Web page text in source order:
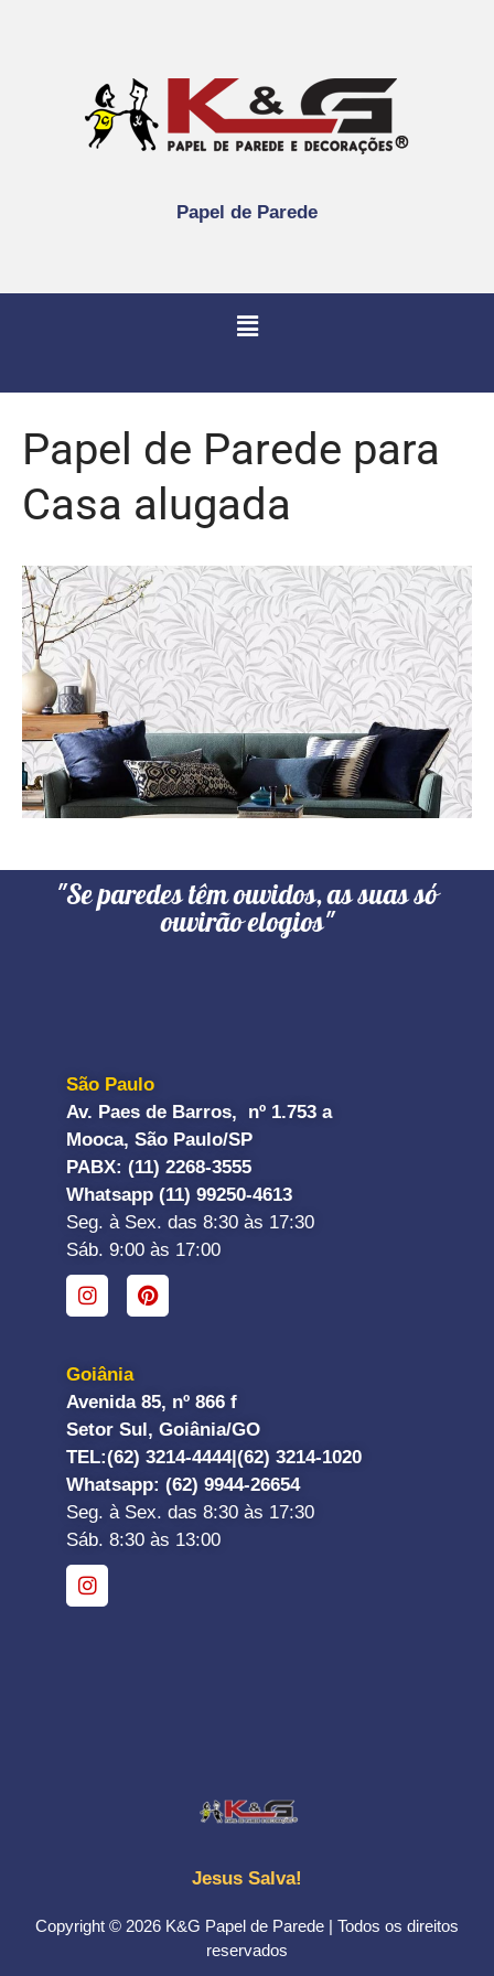
Papel de Parede
Papel de Parede para
Casa alugada
"Se paredes têm ouvidos, as suas só
ouvirão elogios"
São Paulo
Av. Paes de Barros, nº 1.753 a
Mooca, São Paulo/SP
PABX: (11) 2268-3555
Whatsapp (11) 99250-4613
Seg. à Sex. das 8:30 às 17:30
Sáb. 9:00 às 17:00
Goiânia
Avenida 85, nº 866 f
Setor Sul, Goiânia/GO
TEL:(62) 3214-4444|(62) 3214-1020
Whatsapp: (62) 9944-26654
Seg. à Sex. das 8:30 às 17:30
Sáb. 8:30 às 13:00
Jesus Salva!
Copyright © 2026 K&G Papel de Parede | Todos os direitos
reservados